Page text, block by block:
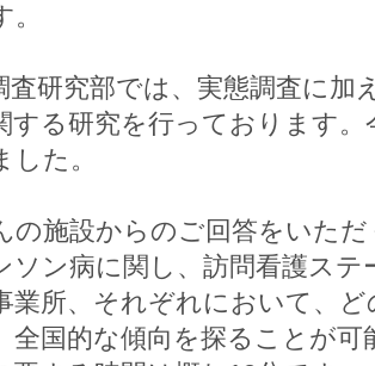
査研究部では、実態調査に加
する研究を行っております
した。
の施設からのご回答をいた
ソン病に関し、訪問看護ス
業所、それぞれにおいて、
全国的な傾向を探ることが可